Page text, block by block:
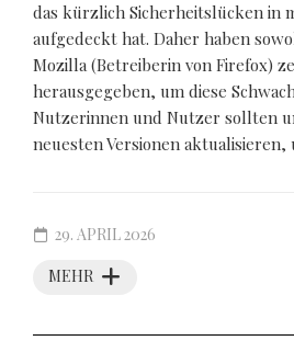
das kürzlich Sicherheitslücken in
aufgedeckt hat. Daher haben
Mozilla (Betreiberin von Firefox)
herausgegeben, um diese
Nutzerinnen und Nutzer sollten
neuesten Versionen aktualisieren,
MEHR
29. APRIL 2026